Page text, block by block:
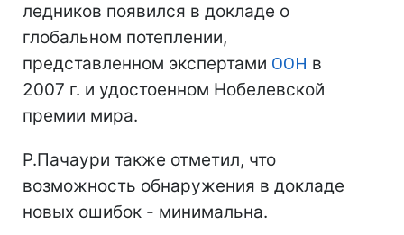
ледников появился в докладе о
глобальном потеплении,
представленном экспертами ООН в
2007 г. и удостоенном Нобелевской
премии мира.
Р.Пачаури также отметил, что
возможность обнаружения в докладе
новых ошибок - минимальна.